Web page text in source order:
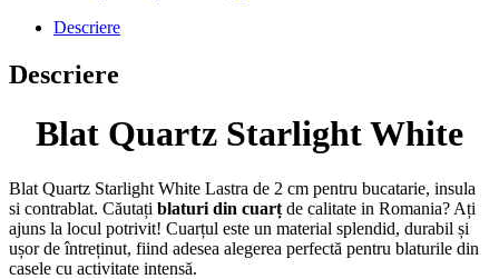
Descriere
Descriere
Blat Quartz Starlight White
Blat Quartz Starlight White Lastra de 2 cm pentru bucatarie, insula
si contrablat. Căutați blaturi din cuarț de calitate in Romania? Ați
ajuns la locul potrivit! Cuarțul este un material splendid, durabil și
ușor de întreținut, fiind adesea alegerea perfectă pentru blaturile din
casele cu activitate intensă.